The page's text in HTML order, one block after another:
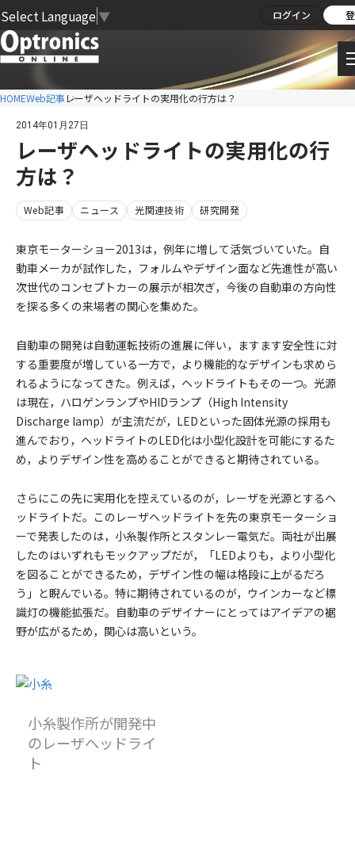
Select Language ▼ ログイン
HOMEWeb記事 レーザヘッドライトの実用化の行方は？
2014年01月27日
レーザヘッドライトの実用化の行
方は？
Web記事 ニュース 光関連技術 研究開発
東京モーターショー2013は，例年に増して活気づいていた。自
動車メーカが試作した，フォルムやデザイン面など先進性が高い
次世代のコンセプトカーの展示が相次ぎ，今後の自動車の方向性
を探る多くの来場者の関心を集めた。
自動車の開発は自動運転技術の進展に伴い，ますます安全性に対
する重要度が増している一方で，より機能的なデザインも求めら
れるようになってきた。例えば，ヘッドライトもその一つ。光源
は現在，ハロゲンランプやHIDランプ（High Intensity
Discharge lamp）が主流だが，LEDといった固体光源の採用も
進んでおり，ヘッドライトのLED化は小型化設計を可能にするた
め，よりデザイン性を高めることができると期待されている。
さらにこの先に実用化を控えているのが，レーザを光源とするヘ
ッドライトだ。このレーザヘッドライトを先の東京モーターショ
ーで発表したのは，小糸製作所とスタンレー電気だ。両社が出展
したのはいずれもモックアップだが，「LEDよりも，より小型化
を図ることができるため，デザイン性の幅は格段に上がるだろ
う」と睨んでいる。特に期待されているのが，ウインカーなど標
識灯の機能拡張だ。自動車のデザイナーにとってはアイデアの裾
野が広がるため，関心は高いという。
小糸製作所が開発中
のレーザヘッドライ
ト